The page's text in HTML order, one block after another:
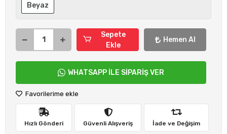
Beyaz
Sepete
Ekle
Hemen Al
WHATSAPP İLE SİPARİŞ VER
Favorilerime ekle
Hızlı Gönderi Güvenli Alışveriş İade ve Değişim